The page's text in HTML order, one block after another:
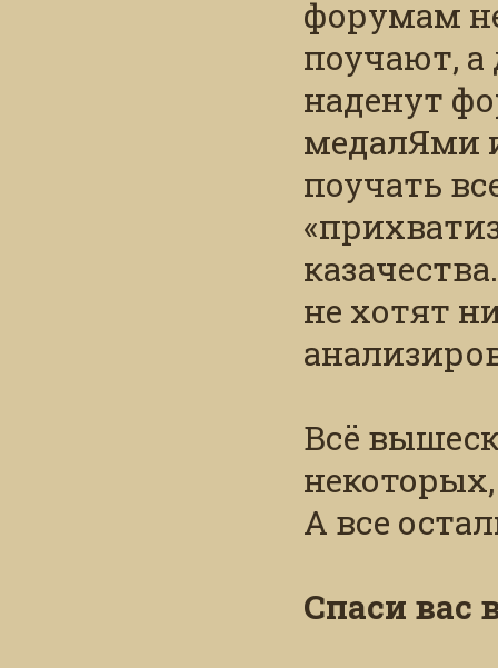
форумам
поучают, а
наденут
медалЯми
поучать
не хотят
Всё
А все
Спаси вас